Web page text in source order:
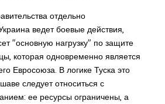
отдельно
ведет боевые действия,
"основную нагрузку" по защите
которая одновременно является
Евросоюза. В логике Туска это
следует относиться с
ее ресурсы ограничены, а